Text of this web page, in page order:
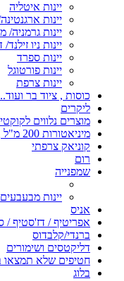
יינות איטליה
יינות
יינות גרמניה/
יינות ניו
יינות ספרד
יינות פורטוגל
יינות צרפת
כוסות , ציוד בר
ליקרים
מוצרים נלווים
מיניאטורות 200 מ"ל , 375 מ"ל , 500 מ"ל
קוניאק צרפתי
רום
שמפנייה
יינות מבעבעים
אניס
אפריטיף / דז'סטיף /
ברנדי/קלבדוס
דליקטסים ושימורים
חטיפים שלא
בלוג